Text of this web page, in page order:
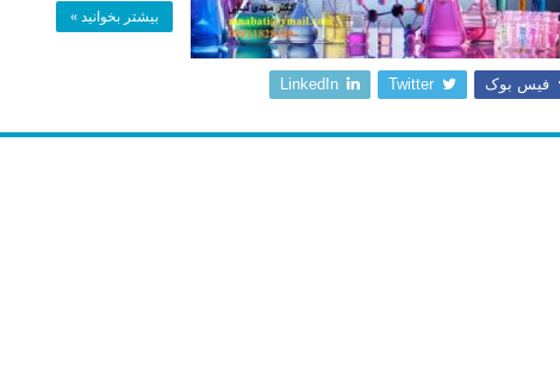
بیشتر بخوانید »
فیس بوک Twitter
LinkedIn